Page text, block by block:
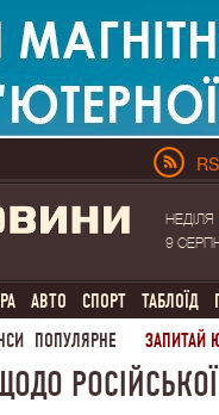
НЕДІЛЯ
9
АВТО СПОРТ ТАБЛОЇД
ПОПУЛЯРНЕ ЗАПИТАЙ
РОСІЙСЬКОЇ